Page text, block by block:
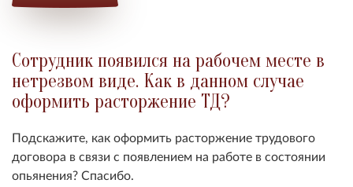
Сотрудник появился на рабочем месте в
нетрезвом виде. Как в данном случае
оформить расторжение ТД?
Подскажите, как оформить расторжение трудового
договора в связи с появлением на работе в состоянии
опьянения? Спасибо.